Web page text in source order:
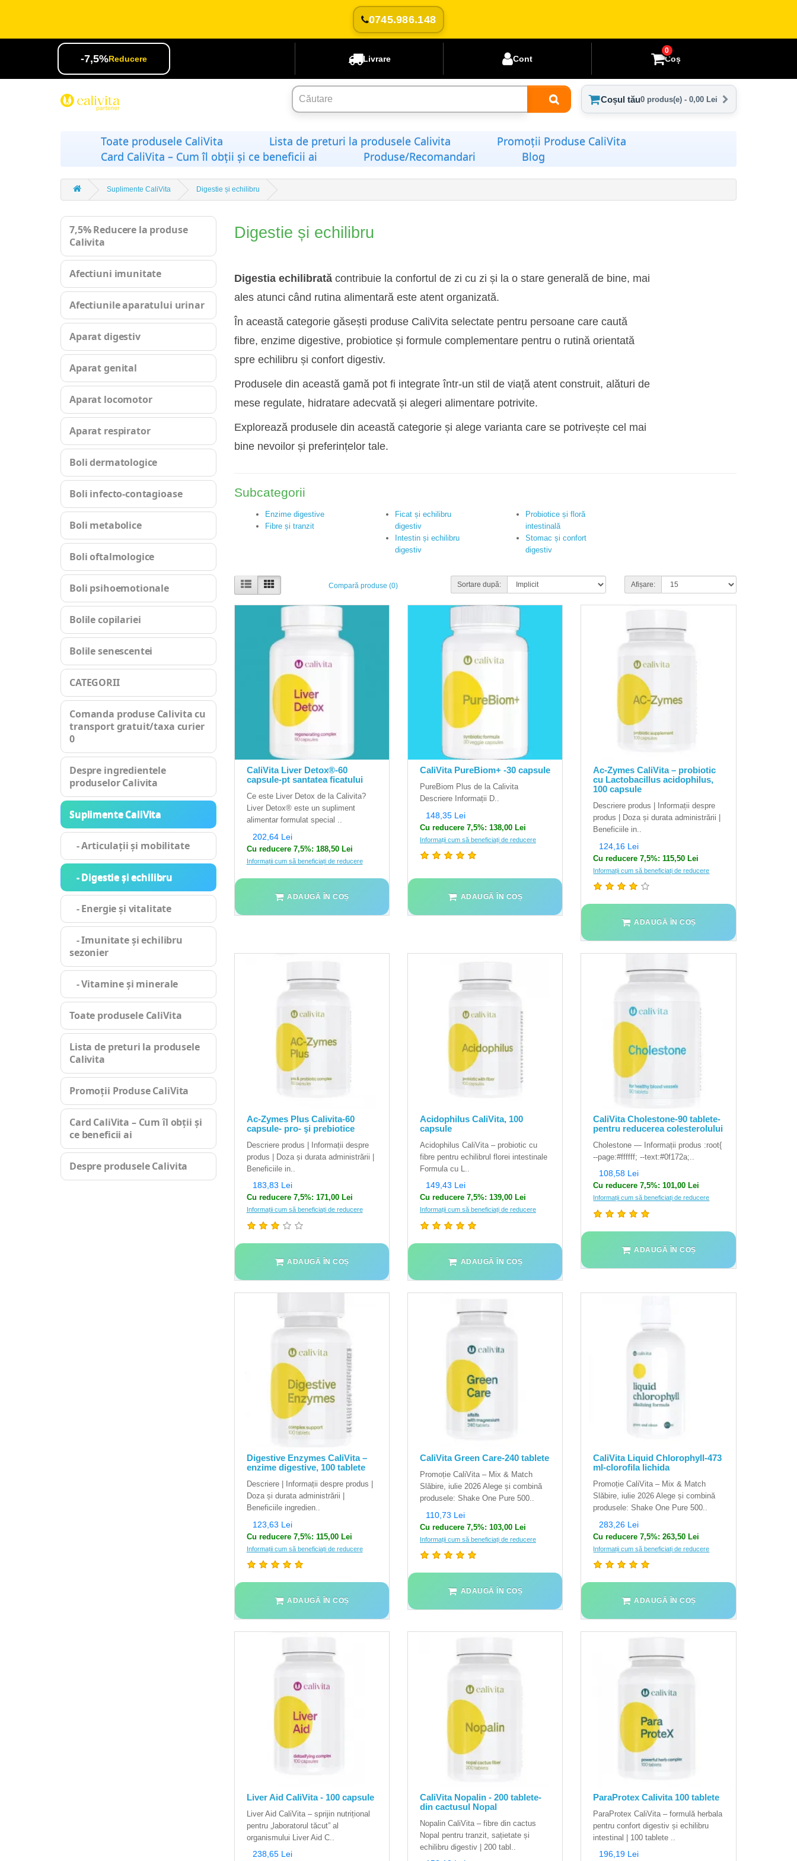
0745.986.148
-7,5%Reducere Livrare Cont
0
Coș
Coșul tău0 produs(e) - 0,00 Lei
Toate produsele CaliVita Lista de preturi la produsele Calivita
Promoții Produse CaliVita
Card CaliVita – Cum îl obții și ce beneficii ai
Produse/Recomandari Blog
Suplimente CaliVita Digestie și echilibru
7,5% Reducere la produse
Calivita
Afectiuni imunitate
Afectiunile aparatului urinar
Aparat digestiv
Aparat genital
Aparat locomotor
Aparat respirator
Boli dermatologice
Boli infecto-contagioase
Boli metabolice
Boli oftalmologice
Boli psihoemotionale
Bolile copilariei
Bolile senescentei
CATEGORII
Comanda produse Calivita cu
transport gratuit/taxa curier
0
Despre ingredientele
produselor Calivita
Suplimente CaliVita
- Articulații și mobilitate
- Digestie și echilibru
- Energie și vitalitate
- Imunitate și echilibru
sezonier
- Vitamine și minerale
Toate produsele CaliVita
Lista de preturi la produsele
Calivita
Promoții Produse CaliVita
Card CaliVita – Cum îl obții și
ce beneficii ai
Despre produsele Calivita
Digestie și echilibru
Digestia echilibratăcontribuie la confortul de zi cu zi și la o stare generală de bine, mai
ales atunci când rutina alimentară este atent organizată.
În această categorie găsești produse CaliVita selectate pentru persoane care caută
fibre, enzime digestive, probiotice și formule complementare pentru o rutină orientată
spre echilibru și confort digestiv.
Produsele din această gamă pot fi integrate într-un stil de viață atent construit, alături de
mese regulate, hidratare adecvată și alegeri alimentare potrivite.
Explorează produsele din această categorie și alege varianta care se potrivește cel mai
bine nevoilor și preferințelor tale.
Subcategorii
Enzime digestive
Fibre și tranzit
Ficat și echilibru
digestiv
Intestin și echilibru
digestiv
Probiotice și floră
intestinală
Stomac și confort
digestiv
Compară produse (0) Sortare după: Afișare:
CaliVita Liver Detox®️-60
capsule-pt santatea ficatului
Ce este Liver Detox de la Calivita?
Liver Detox®️ este un supliment
alimentar formulat special ..
202,64 Lei
Cu reducere 7,5%: 188,50 Lei
Informații cum să beneficiați de reducere
ADAUGĂ ÎN COȘ
CaliVita PureBiom+ -30 capsule
PureBiom Plus de la Calivita
Descriere Informații D..
148,35 Lei
Cu reducere 7,5%: 138,00 Lei
Informații cum să beneficiați de reducere
ADAUGĂ ÎN COȘ
Ac-Zymes CaliVita – probiotic
cu Lactobacillus acidophilus,
100 capsule
Descriere produs | Informații despre
produs | Doza și durata administrării |
Beneficiile in..
124,16 Lei
Cu reducere 7,5%: 115,50 Lei
Informații cum să beneficiați de reducere
ADAUGĂ ÎN COȘ
Ac-Zymes Plus Calivita-60
capsule- pro- şi prebiotice
Descriere produs | Informații despre
produs | Doza și durata administrării |
Beneficiile in..
183,83 Lei
Cu reducere 7,5%: 171,00 Lei
Informații cum să beneficiați de reducere
ADAUGĂ ÎN COȘ
Acidophilus CaliVita, 100
capsule
Acidophilus CaliVita – probiotic cu
fibre pentru echilibrul florei intestinale
Formula cu L..
149,43 Lei
Cu reducere 7,5%: 139,00 Lei
Informații cum să beneficiați de reducere
ADAUGĂ ÎN COȘ
CaliVita Cholestone-90 tablete-
pentru reducerea colesterolului
Cholestone — Informații produs :root{
--page:#ffffff; --text:#0f172a;..
108,58 Lei
Cu reducere 7,5%: 101,00 Lei
Informații cum să beneficiați de reducere
ADAUGĂ ÎN COȘ
Digestive Enzymes CaliVita –
enzime digestive, 100 tablete
Descriere | Informații despre produs |
Doza și durata administrării |
Beneficiile ingredien..
123,63 Lei
Cu reducere 7,5%: 115,00 Lei
Informații cum să beneficiați de reducere
ADAUGĂ ÎN COȘ
CaliVita Green Care-240 tablete
Promoție CaliVita – Mix & Match
Slăbire, iulie 2026 Alege și combină
produsele: Shake One Pure 500..
110,73 Lei
Cu reducere 7,5%: 103,00 Lei
Informații cum să beneficiați de reducere
ADAUGĂ ÎN COȘ
CaliVita Liquid Chlorophyll-473
ml-clorofila lichida
Promoție CaliVita – Mix & Match
Slăbire, iulie 2026 Alege și combină
produsele: Shake One Pure 500..
283,26 Lei
Cu reducere 7,5%: 263,50 Lei
Informații cum să beneficiați de reducere
ADAUGĂ ÎN COȘ
Liver Aid CaliVita - 100 capsule
Liver Aid CaliVita – sprijin nutrițional
pentru „laboratorul tăcut” al
organismului Liver Aid C..
238,65 Lei
CaliVita Nopalin - 200 tablete-
din cactusul Nopal
Nopalin CaliVita – fibre din cactus
Nopal pentru tranzit, sațietate și
echilibru digestiv | 200 tabl..
ParaProtex Calivita 100 tablete
ParaProtex CaliVita – formulă herbala
pentru confort digestiv și echilibru
intestinal | 100 tablete ..
196,19 Lei